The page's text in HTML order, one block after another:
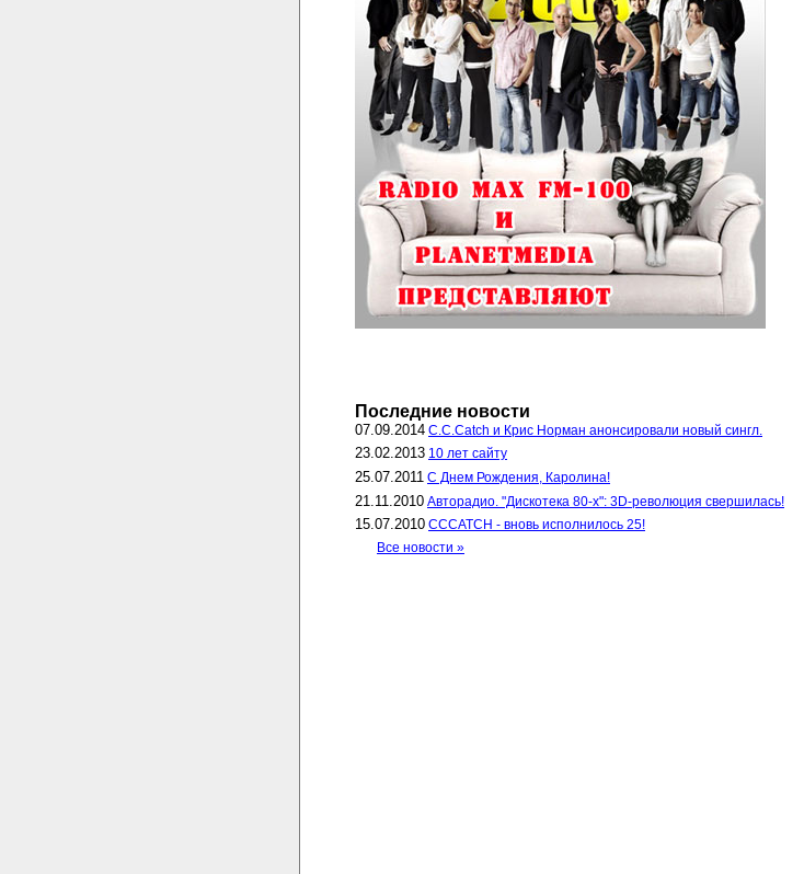
Последние новости
07.09.2014 C.C.Catch и Крис Норман анонсировали новый сингл.
23.02.2013 10 лет сайту
25.07.2011 С Днем Рождения, Каролина!
21.11.2010 Авторадио. "Дискотека 80-х": 3D-революция свершилась!
15.07.2010 CCCATCH - вновь исполнилось 25!
Все новости »